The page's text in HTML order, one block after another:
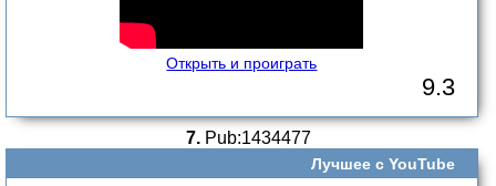
Открыть и проиграть
9.3
7.Pub:1434477
Лучшее с YouTube